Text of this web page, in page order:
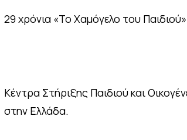
29 χρόνια «Το Χαμόγελο του
Κέντρα Στήριξης Παιδιού και
στην Ελλάδα.